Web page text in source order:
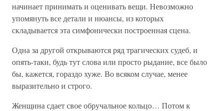
начинает принимать и оценивать вещи. Невозможно
упомянуть все детали и нюансы, из которых
складывается эта симфонически построенная сцена.
Одна за другой открываются ряд трагических судеб, и
опять-таки, будь тут слова или просто рыдание, все было
бы, кажется, гораздо хуже. Во всяком случае, менее
выразительно и строго.
Женщина сдает свое обручальное кольцо… Потом к